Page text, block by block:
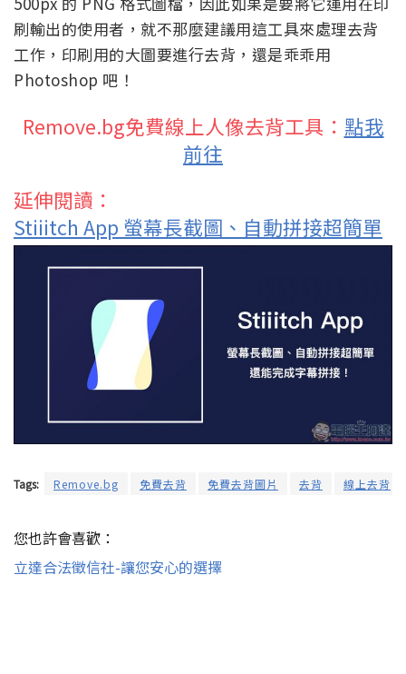
刷輸出的使用者，就不那麼建議用這工具來處理去背
工作，印刷用的大圖要進行去背，還是乖乖用
Photoshop 吧！
Remove.bg免費線上人像去背工具： 點我
前往
延伸閱讀：
Stiiitch App 螢幕長截圖、自動拼接超簡單
Tags: Remove.bg 免費去背 免費去背圖片 去背 線上去背
您也許會喜歡：
立達合法徵信社-讓您安心的選擇